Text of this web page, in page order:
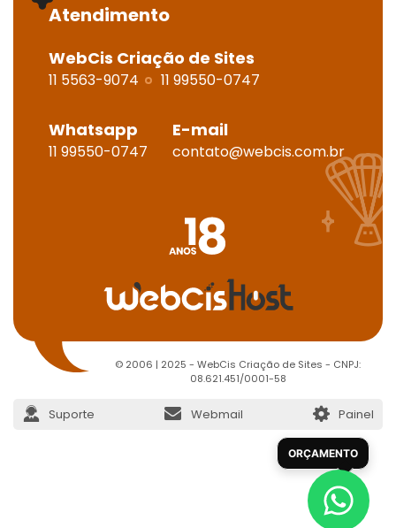
Atendimento
WebCis Criação de Sites
11 5563-9074 11 99550-0747
Whatsapp
11 99550-0747
E-mail
contato@webcis.com.br
© 2006 | 2025 - WebCis Criação de Sites - CNPJ:
08.621.451/0001-58
Suporte Webmail Painel
ORÇAMENTO